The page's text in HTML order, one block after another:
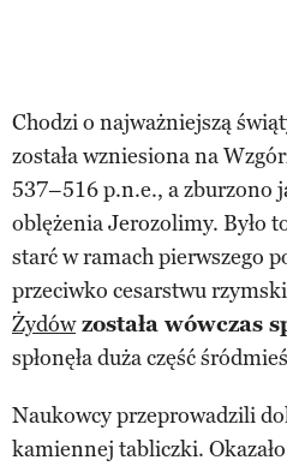
Chodzi o najważniejszą
została wzniesiona na
537–516 p.n.e., a zburzono
oblężenia Jerozolimy. Było
starć w ramach pierwszego
przeciwko cesarstwu
Żydówzostała wówczas
spłonęła duża część
Naukowcy przeprowadzili
kamiennej tabliczki. Okazało